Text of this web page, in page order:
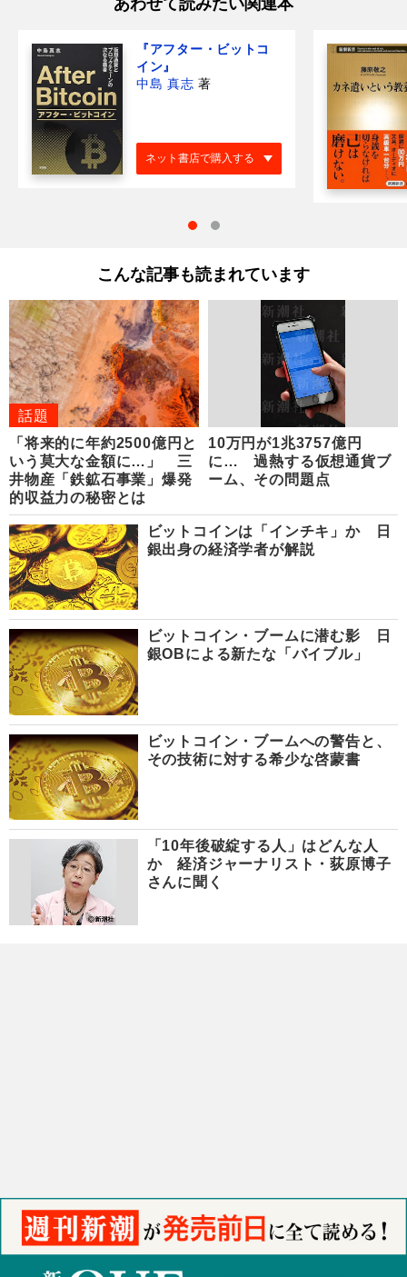
『アフター・ビットコ
イン』
中島 真志 著
ネット書店で購入する
こんな記事も読まれています
話題
「将来的に年約2500億円と
いう莫大な金額に…」 三
井物産「鉄鉱石事業」爆発
的収益力の秘密とは
10万円が1兆3757億円
に… 過熱する仮想通貨ブ
ーム、その問題点
ビットコインは「インチキ」か 日
銀出身の経済学者が解説
ビットコイン・ブームに潜む影 日
銀OBによる新たな「バイブル」
ビットコイン・ブームへの警告と、
その技術に対する希少な啓蒙書
「10年後破綻する人」はどんな人
か 経済ジャーナリスト・荻原博子
さんに聞く